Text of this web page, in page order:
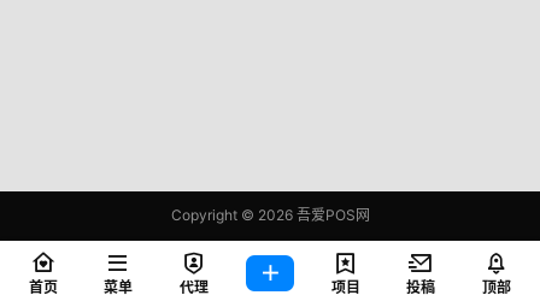
Copyright © 2026吾爱POS网
鄂ICP备2021006283号-1
查询 83 次，耗时 0.4209 秒
首页 菜单 代理 项目 投稿 顶部